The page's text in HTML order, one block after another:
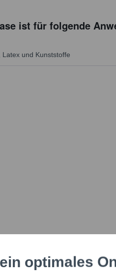
ist für folgende
und Kunststoffe
optimales